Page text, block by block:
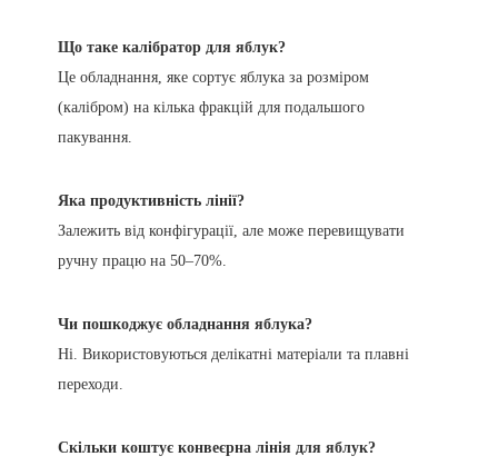
Що таке калібратор для яблук?
Це обладнання, яке сортує яблука за розміром
(калібром) на кілька фракцій для подальшого
пакування.
Яка продуктивність лінії?
Залежить від конфігурації, але може перевищувати
ручну працю на 50–70%.
Чи пошкоджує обладнання яблука?
Ні. Використовуються делікатні матеріали та плавні
переходи.
Скільки коштує конвеєрна лінія для яблук?